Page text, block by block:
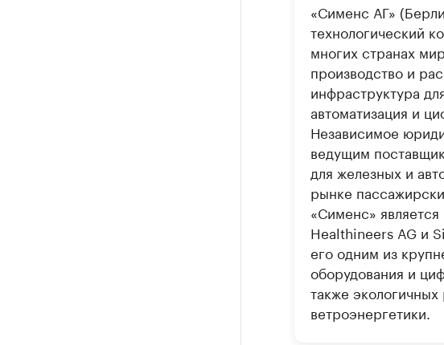
«Сименс АГ»
технологический
многих странах
производство и
инфраструктура
автоматизация и
Независимое
ведущим
для железных и
рынке
«Сименс»
Healthineers AG и
его одним из
оборудования и
также
ветроэнергетики.